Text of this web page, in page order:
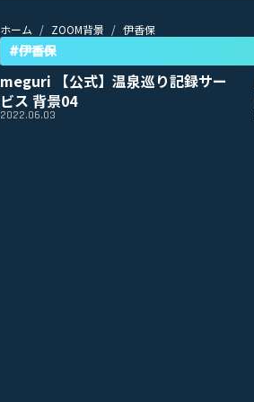
ホーム ZOOM背景 伊香保
#伊香保
meguri 【公式】温泉巡り記録サー
ビス 背景04
2022.06.03